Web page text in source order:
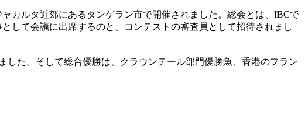
カルタ近郊にあるタンゲラン市で開催されました。総会とは、IBCで
して会議に出席するのと、コンテストの審査員として招待されまし
した。そして総合優勝は、クラウンテール部門優勝魚、香港のフラン